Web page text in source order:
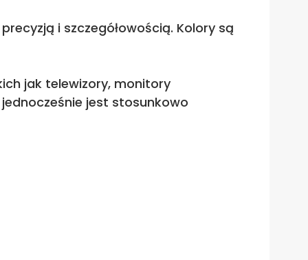
i szczegółowością. Kolory są
jak telewizory, monitory
jest stosunkowo